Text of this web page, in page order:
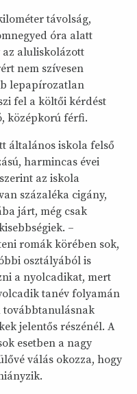
távolság,
óra alatt
az aluliskolázott
nem szívesen
lepapírozatlan
fel a költői kérdést
középkorú férfi.
általános iskola felső
harmincas évei
az iskola
százaléka cigány,
járt, még csak
–
romák körében sok,
osztályából is
a nyolcadikat, mert
tanév folyamán
továbbtanulásnak
jelentős részénél. A
esetben a nagy
válás okozza, hogy